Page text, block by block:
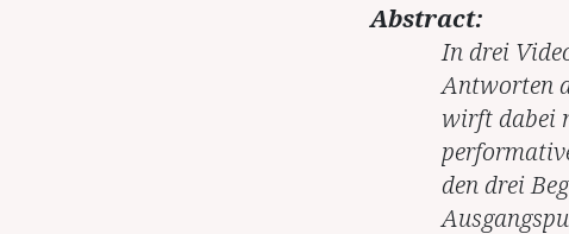
Abstract:
In drei
Antworten
wirft dabei
den drei